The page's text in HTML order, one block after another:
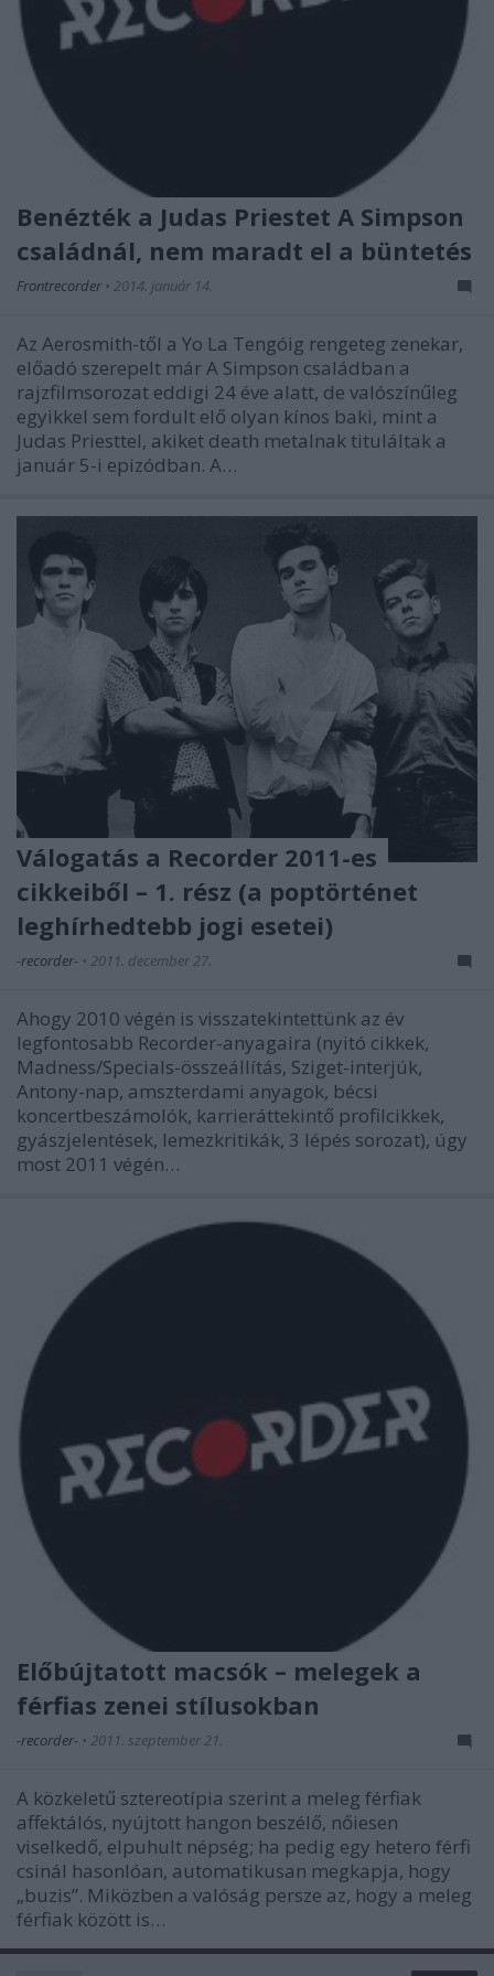
Benézték a Judas Priestet A Simpson
családnál, nem maradt el a büntetés
Frontrecorder • 2014. január 14.
Az Aerosmith-től a Yo La Tengóig rengeteg zenekar,
előadó szerepelt már A Simpson családban a
rajzfilmsorozat eddigi 24 éve alatt, de valószínűleg
egyikkel sem fordult elő olyan kínos baki, mint a
Judas Priesttel, akiket death metalnak tituláltak a
január 5-i epizódban. A…
Válogatás a Recorder 2011-es
cikkeiből – 1. rész (a poptörténet
leghírhedtebb jogi esetei)
-recorder- • 2011. december 27.
Ahogy 2010 végén is visszatekintettünk az év
legfontosabb Recorder-anyagaira (nyitó cikkek,
Madness/Specials-összeállítás, Sziget-interjúk,
Antony-nap, amszterdami anyagok, bécsi
koncertbeszámolók, karrieráttekintő profilcikkek,
gyászjelentések, lemezkritikák, 3 lépés sorozat), úgy
most 2011 végén…
Előbújtatott macsók – melegek a
férfias zenei stílusokban
-recorder- • 2011. szeptember 21.
A közkeletű sztereotípia szerint a meleg férfiak
affektálós, nyújtott hangon beszélő, nőiesen
viselkedő, elpuhult népség; ha pedig egy hetero férfi
csinál hasonlóan, automatikusan megkapja, hogy
„buzis”. Miközben a valóság persze az, hogy a meleg
férfiak között is…